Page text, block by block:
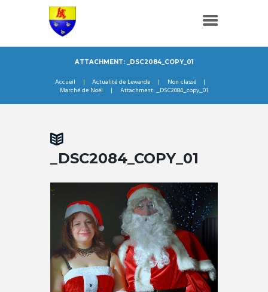
ATTACHMENT: _DSC2084_COPY_01
Accueil Actualité de Lewarde
Non classé
Marché de Noël
Attachment: _DSC2084_copy_01
_DSC2084_COPY_01